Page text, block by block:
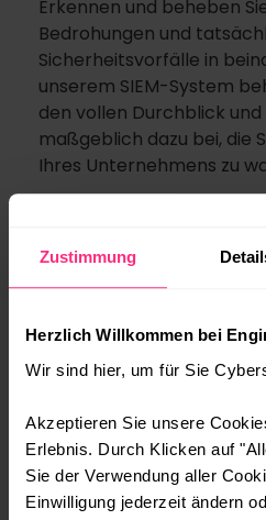
Zustimmung
Herzlich Willkommen bei
Wir sind hier, um für Sie
Akzeptieren Sie unsere
Erlebnis. Durch Klicken auf
Sie der Verwendung aller
Einwilligung jederzeit ändern
Erkennen und beheben
Bedrohungen und
Sicherheitsvorfälle in
unserem SIEM-System
den vollen Durchblick
maßgeblich dazu bei, die
Ihres Unternehmens zu